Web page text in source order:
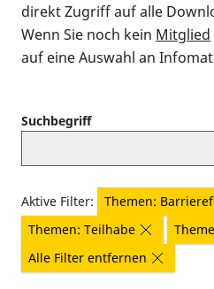
direkt Zugriff auf alle
Wenn Sie noch kein Mitglied
auf eine Auswahl an
Suchbegriff
Aktive Filter:
Themen:
Themen: Teilhabe
Alle Filter entfernen